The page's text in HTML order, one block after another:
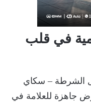
في قلب
الشرطة – سكاي
جاهزة للعلامة في